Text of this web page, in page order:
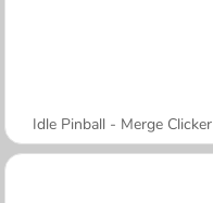
Idle Pinball - Merge Clicker